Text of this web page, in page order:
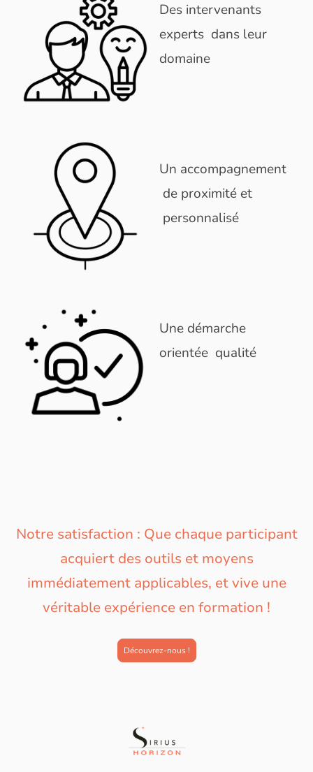
Des intervenants
experts dans leur
domaine
Un accompagnement
de proximité et
personnalisé
Une démarche
orientée qualité
Notre satisfaction : Que chaque participant
acquiert des outils et moyens
immédiatement applicables, et vive une
véritable expérience en formation !
Découvrez-nous !